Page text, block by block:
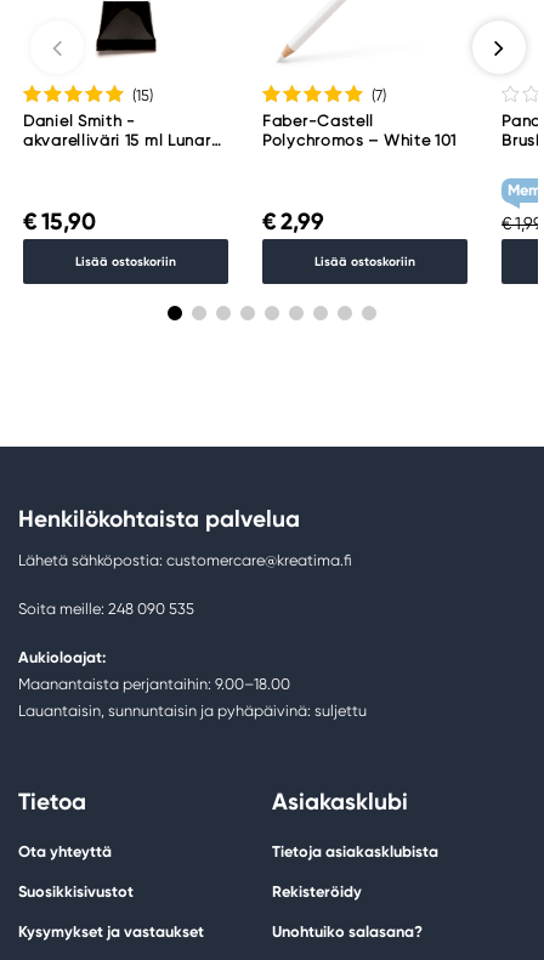
(15)
Daniel Smith -
akvarelliväri 15 ml Lunar
€ 15,90
Lisää ostoskoriin
(7)
Faber-Castell
Polychromos – White 101
€ 2,99
Lisää ostoskoriin
WG1
€ 1,99
Henkilökohtaista palvelua
Lähetä sähköpostia: customercare@kreatima.fi
Soita meille: 248 090 535
Aukioloajat:
Maanantaista perjantaihin: 9.00–18.00
Lauantaisin, sunnuntaisin ja pyhäpäivinä: suljettu
Tietoa
Ota yhteyttä
Suosikkisivustot
Kysymykset ja vastaukset
Asiakasklubi
Tietoja asiakasklubista
Rekisteröidy
Unohtuiko salasana?